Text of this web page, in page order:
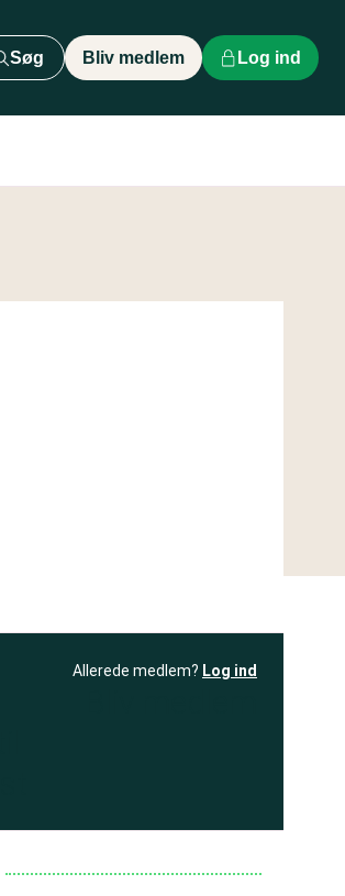
Søg Bliv medlem Log ind
Allerede medlem? Log ind